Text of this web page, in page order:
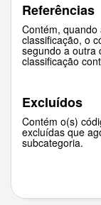
Referências
Contém,
classificação, o
segundo a outra
classificação
Excluídos
Contém o(s)
excluídas que
subcategoria.